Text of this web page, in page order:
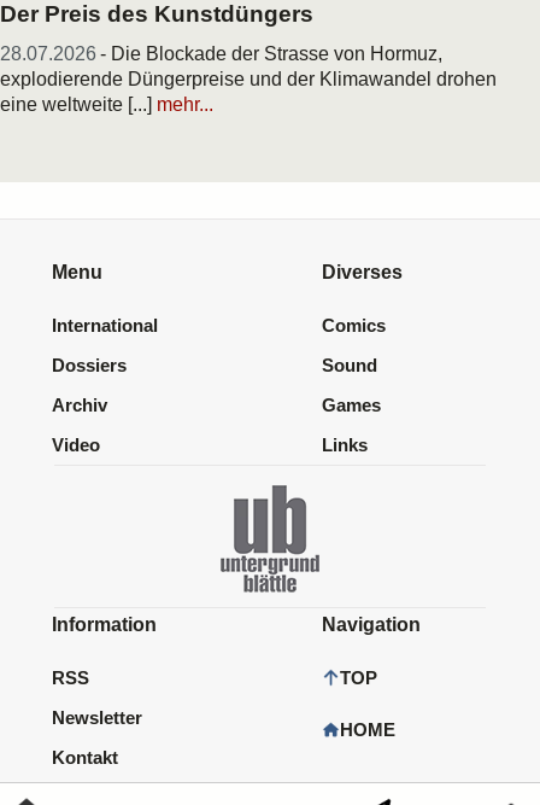
Der Preis des Kunstdüngers
28.07.2026 - Die Blockade der Strasse von Hormuz,
explodierende Düngerpreise und der Klimawandel drohen
eine weltweite [...] mehr...
Menu
International
Dossiers
Archiv
Video
Diverses
Comics
Sound
Games
Links
Information
RSS
Newsletter
Kontakt
Navigation
TOP
HOME